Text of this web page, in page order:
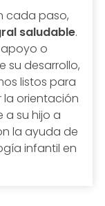
cada paso,
saludable.
o
su desarrollo,
listos para
la orientación
a su hijo a
la ayuda de
infantil en